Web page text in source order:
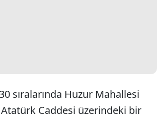
sıralarında Huzur Mahallesi
Caddesi üzerindeki bir